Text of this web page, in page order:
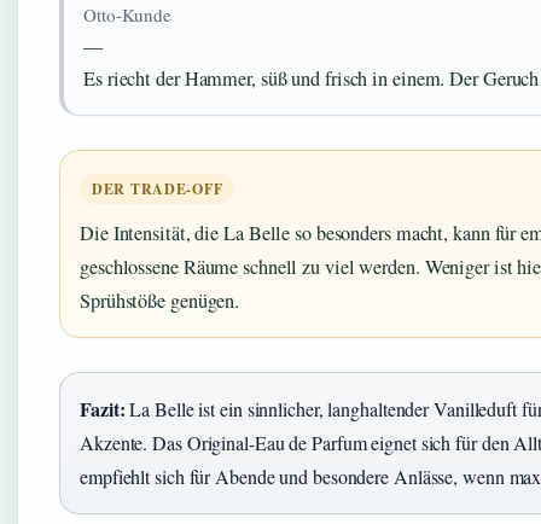
Otto-Kunde
—
Es riecht der Hammer, süß und frisch in einem. Der
DER TRADE-OFF
Die Intensität, die La Belle so besonders macht, kann für
geschlossene Räume schnell zu viel werden. Weniger ist
Sprühstöße genügen.
Fazit:La Belle ist ein sinnlicher, langhaltender Vanilleduft
Akzente. Das Original-Eau de Parfum eignet sich für den
empfiehlt sich für Abende und besondere Anlässe, wenn